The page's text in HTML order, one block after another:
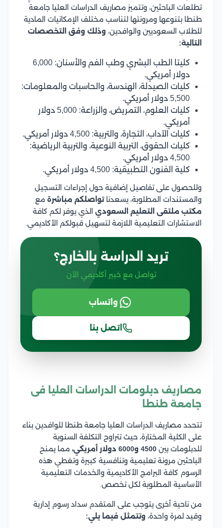
تطلعات الباحثين، وتتميز مصاريف الدراسات العليا جامعة
طنطا بتنوعها ومرونتها لتناسب مختلف الإمكانيات المادية
للطلاب السعوديين والوافدين، وذلك وفق التخصصات
التالية:
كليتا الطب البشري وطب الفم والأسنان: 6,000
دولار أمريكي.
كليات الصيدلة، الهندسة، والحاسبات والمعلومات:
5,500 دولار أمريكي.
كليات العلوم، التمريض، والزراعة: 5,000 دولار
أمريكي.
كليات الآداب، التجارة، والتربية: 4,500 دولار أمريكي.
كليات الحقوق، التربية النوعية، والتربية الرياضية:
4,500 دولار أمريكي.
كلية الفنون التطبيقية: 4,500 دولار أمريكي.
وللحصول على تفاصيل إضافية حول إجراءات التسجيل
والمستندات المطلوبة، يسعدناتواصلكم مباشرة مع
مكتب ملتقى التعليم السعودي الذي يوفر لكم كافة
الاستشارات التعليمية اللازمة لتسهيل قبولكم الأكاديمي.
تريد الدراسة بالخارج؟
تواصل مع خبير أكاديمي الآن
واتساب
اتصل بنا
مصاريف دبلومات الدراسات العليا فى
جامعة طنطا
تتحدد مصاريف الدراسات العليا جامعة طنطا للوافدين بناء
على الكلية المختارة، حيث تتراوح التكلفة السنوية
للدبلومات بين 4500 و6000 دولار أمريكي،
مما يمنح
الباحثين مرونة تعليمية وتنافسية كبيرة وتغطي هذه
الرسوم كافة البرامج الأكاديمية والخدمات التعليمية
الأساسية المطلوبة لكل تخصص.
من ناحية أخرى يتوجب على المتقدم سداد رسوم إدارية
وقيد لمرة واحدة، وتتمثل فيما يلي: